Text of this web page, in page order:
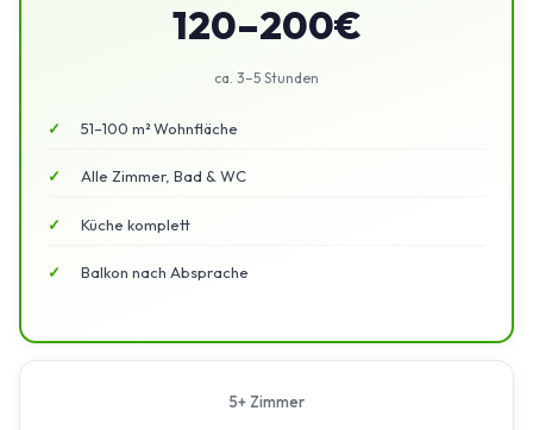
120–200€
ca. 3–5 Stunden
51–100 m² Wohnfläche
Alle Zimmer, Bad & WC
Küche komplett
Balkon nach Absprache
5+ Zimmer